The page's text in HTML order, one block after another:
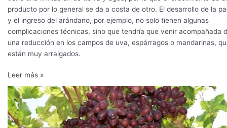
producto por lo general se da a costa de otro. El desarrollo de la
y el ingreso del arándano, por ejemplo, no solo tienen algunas
complicaciones técnicas, sino que tendría que venir acompañada
una reducción en los campos de uva, espárragos o mandarinas,
están muy arraigados.
Leer más »
Uva,
palta,
arándano
y